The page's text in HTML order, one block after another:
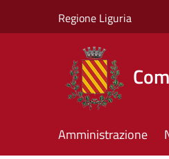
Regione Liguria
Amministrazione